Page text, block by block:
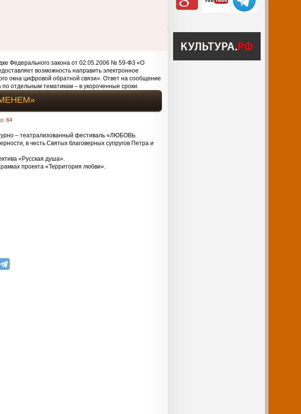
Федерального закона от 02.05.2006 № 59-ФЗ «О
возможность направить электронное
окна цифровой обратной связи». Ответ на сообщение
отдельным тематикам – в укороченные сроки.
64
– театрализованный фестиваль «ЛЮБОВЬ
в честь Святых благоверных супругов Петра и
«Русская душа».
проекта «Территория любви».